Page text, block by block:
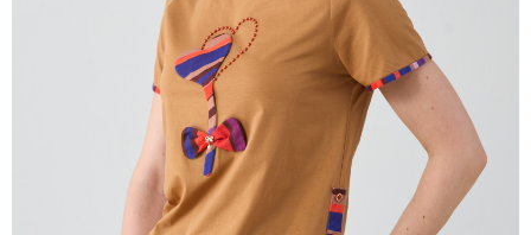
2.基於同意付款使用「大哥付你分期」之契約關係目的，商店將以您的個人
資料（包含姓名、電話或地址）提供予台灣大哥大進項蒐集、處理及利用，
由本公司與您本人進行分期帳單所需資料之確認、核對及更正。
3.完整用戶服務條款，請詳閱以下連結：
https://oppay.tw/userRule
※ 交易是否成功請以「AFTEE先享後付 」之結帳頁面顯示為準，若有關於
是否繳費成功／繳費後需取消欲退款等相關疑問，請聯繫「AFTEE先享後付
https://netprotections.freshdesk.com/support/home
１．透過由恩沛科技股份有限公司提供之「AFTEE先享後付」服務完成之交
易，需依本服務之必要範圍內提供個人資料，並將交易相關給付款項請求債
權轉讓予恩沛科技股份有限公司。
２．關於個人資料處理事宜，請瀏覽以下網址：
https://aftee.tw/terms/#terms3